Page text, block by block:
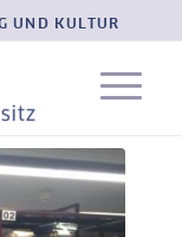
UND KULTUR